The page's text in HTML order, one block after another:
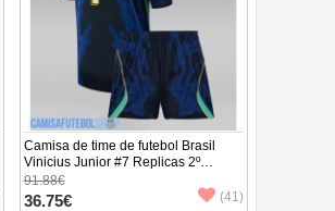
Camisa de time de futebol Brasil
Vinicius Junior #7 Replicas 2º
Equipamento Infantil Mundo 2026
Manga Curta (+ Calças curtas)
91.88€
36.75€ (41)